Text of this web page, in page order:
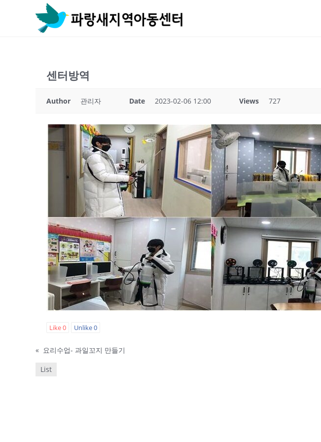
센터방역
Author 관리자 Date 2023-02-06 12:00 Views 727
Like0 Unlike0
« 요리수업- 과일꼬지 만들기
List